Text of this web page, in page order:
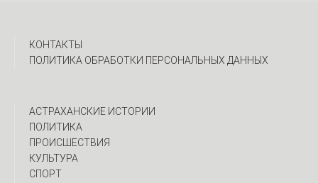
КОНТАКТЫ
ПОЛИТИКА ОБРАБОТКИ ПЕРСОНАЛЬНЫХ ДАННЫХ
АСТРАХАНСКИЕ ИСТОРИИ
ПОЛИТИКА
ПРОИСШЕСТВИЯ
КУЛЬТУРА
СПОРТ